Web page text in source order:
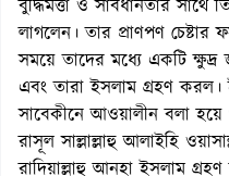
বুদ্ধিমত্তা ও সাবধানতার সাথে
লাগলেন। তার প্রাণপণ
সময়ে তাদের মধ্যে একটি
এবং তারা ইসলাম গ্রহণ করল।
সাবেকীনে আওয়ালীন বলা হয়ে
রাসূল সাল্লাল্লাহু আলাইহি
রাদিয়াল্লাহু আনহা ইসলাম